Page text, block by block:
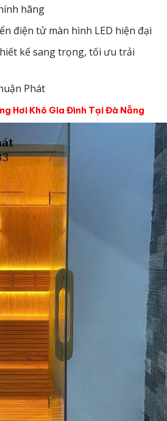
hãng
điện tử màn hình LED hiện đại
kế sang trọng, tối ưu trải
Phát
Hơi Khô Gia Đình Tại Đà Nẵng